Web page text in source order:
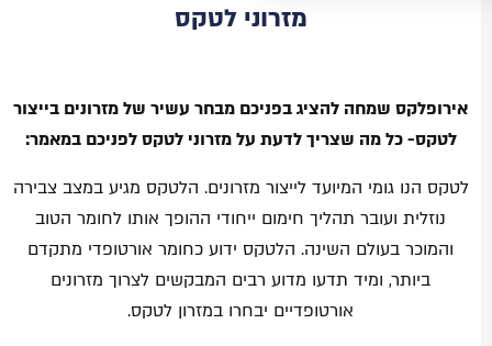
מזרוני לטקס
אירופלקס שמחה להציג בפניכם מבחר עשיר של מזרונים בייצור
לטקס-כל מה שצריך לדעת על מזרוני לטקס לפניכם במאמר:
לטקס הנו גומי המיועד לייצור מזרונים. הלטקס מגיע במצב צבירה
נוזלית ועובר תהליך חימום ייחודי ההופך אותו לחומר הטוב
והמוכר בעולם השינה. הלטקס ידוע כחומר אורטופדי מתקדם
ביותר, ומיד תדעו מדוע רבים המבקשים לצרוך מזרונים
אורטופדיים יבחרו במזרון לטקס.